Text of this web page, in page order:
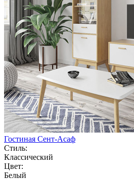
Гостиная Сент-Асаф
Стиль:
Классический
Цвет:
Белый